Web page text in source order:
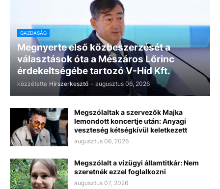
GAZDASÁG
Megnyerte első közbeszerzését a
választások óta a Mészáros Lőrinc
érdekeltségébe tartozó V-Híd Kft.
közzétette Hírszerkesztő - augusztus 06, 2026
Megszólaltak a szervezők Majka
lemondott koncertje után: Anyagi
veszteség kétségkívül keletkezett
augusztus 06, 2026
Megszólalt a vízügyi államtitkár: Nem
szeretnék ezzel foglalkozni
augusztus 07, 2026